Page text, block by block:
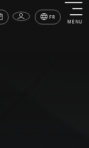
FR
MENU